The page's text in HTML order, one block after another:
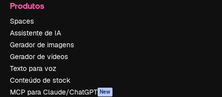
Produtos
Spaces
Assistente de IA
Gerador de imagens
Gerador de vídeos
Texto para voz
Conteúdo de stock
MCP para Claude/ChatGPT New